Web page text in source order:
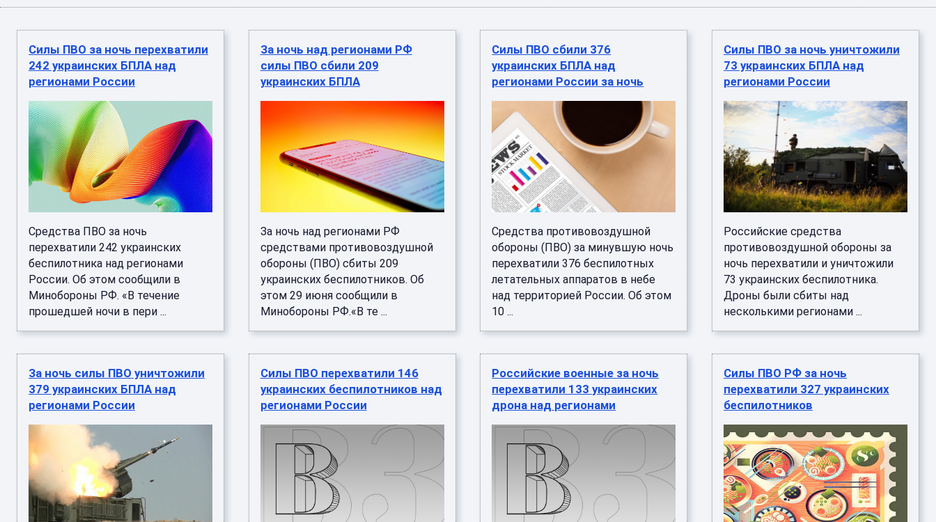
Силы ПВО за ночь перехватили
242 украинских БПЛА над
регионами России
Средства ПВО за ночь
перехватили 242 украинских
беспилотника над регионами
России. Об этом сообщили в
Минобороны РФ. «В течение
прошедшей ночи в пери ...
За ночь над регионами РФ
силы ПВО сбили 209
украинских БПЛА
За ночь над регионами РФ
средствами противовоздушной
обороны (ПВО) сбиты 209
украинских беспилотников. Об
этом 29 июня сообщили в
Минобороны РФ.«В те ...
Силы ПВО сбили 376
украинских БПЛА над
регионами России за ночь
Средства противовоздушной
обороны (ПВО) за минувшую ночь
перехватили 376 беспилотных
летательных аппаратов в небе
над территорией России. Об этом
10 ...
Силы ПВО за ночь уничтожили
73 украинских БПЛА над
регионами России
Российские средства
противовоздушной обороны за
ночь перехватили и уничтожили
73 украинских беспилотника.
Дроны были сбиты над
несколькими регионами ...
За ночь силы ПВО уничтожили
379 украинских БПЛА над
регионами России
Силы ПВО перехватили 146
украинских беспилотников над
регионами России
Российские военные за ночь
перехватили 133 украинских
дрона над регионами
Силы ПВО РФ за ночь
перехватили 327 украинских
беспилотников